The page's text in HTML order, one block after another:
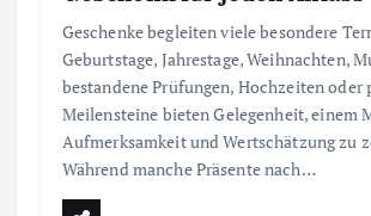
e
r
u
Geschenke begleiten viele besondere
Geburtstage, Jahrestage, Weihnachten,
bestandene Prüfungen, Hochzeiten oder
Meilensteine bieten Gelegenheit, einem
Aufmerksamkeit und Wertschätzung zu
Während manche Präsente nach…